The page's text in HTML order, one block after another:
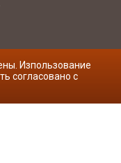
Изпользование
согласовано с